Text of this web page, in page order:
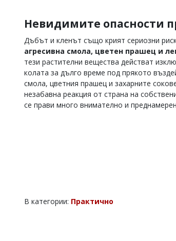
коментар,
сигнализирайте
Невидимите опасности
Дъбът и кленът също крият сериозни
агресивна смола, цветен прашец и
тези растителни вещества действат
колата за дълго време под прякото
смола, цветния прашец и захарните
незабавна реакция от страна на
се прави много внимателно и
В категории: Практично